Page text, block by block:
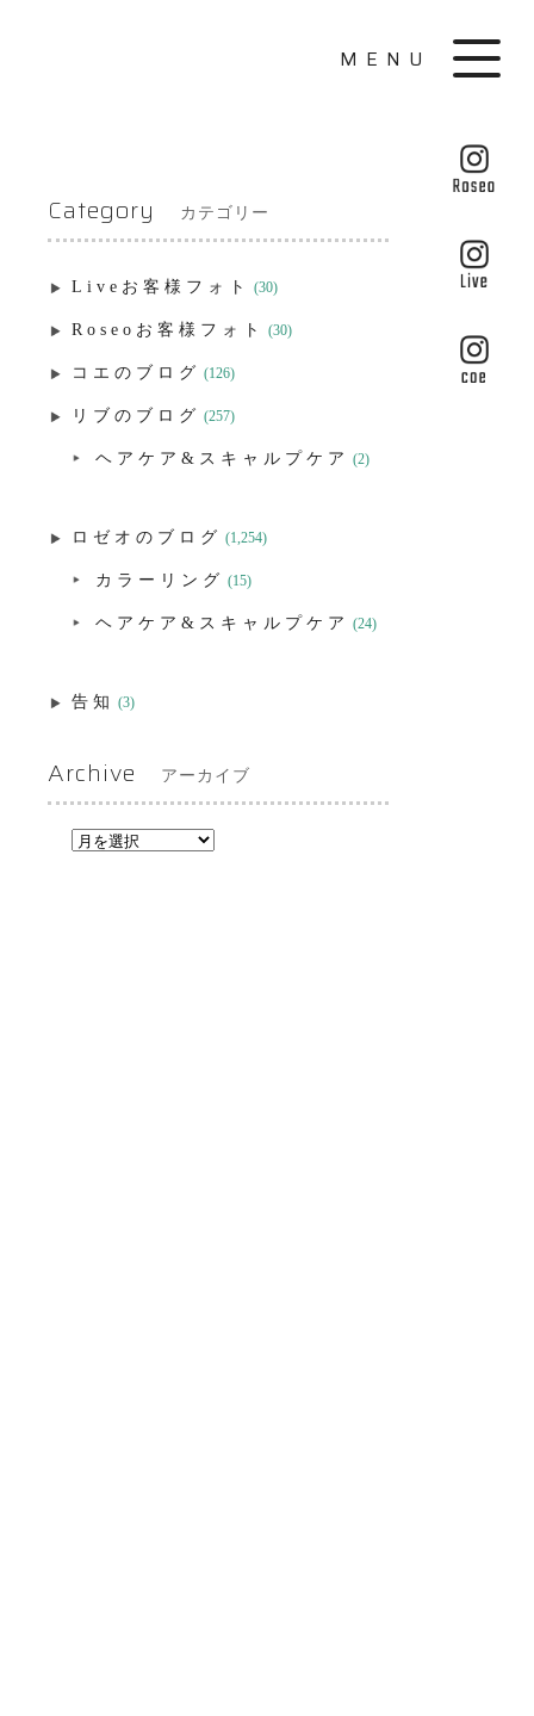
MENU
Category カテゴリー
Liveお客様フォト (30)
Roseoお客様フォト (30)
コエのブログ (126)
リブのブログ (257)
ヘアケア&スキャルプケア (2)
ロゼオのブログ (1,254)
カラーリング (15)
ヘアケア&スキャルプケア (24)
告知 (3)
Archive アーカイブ